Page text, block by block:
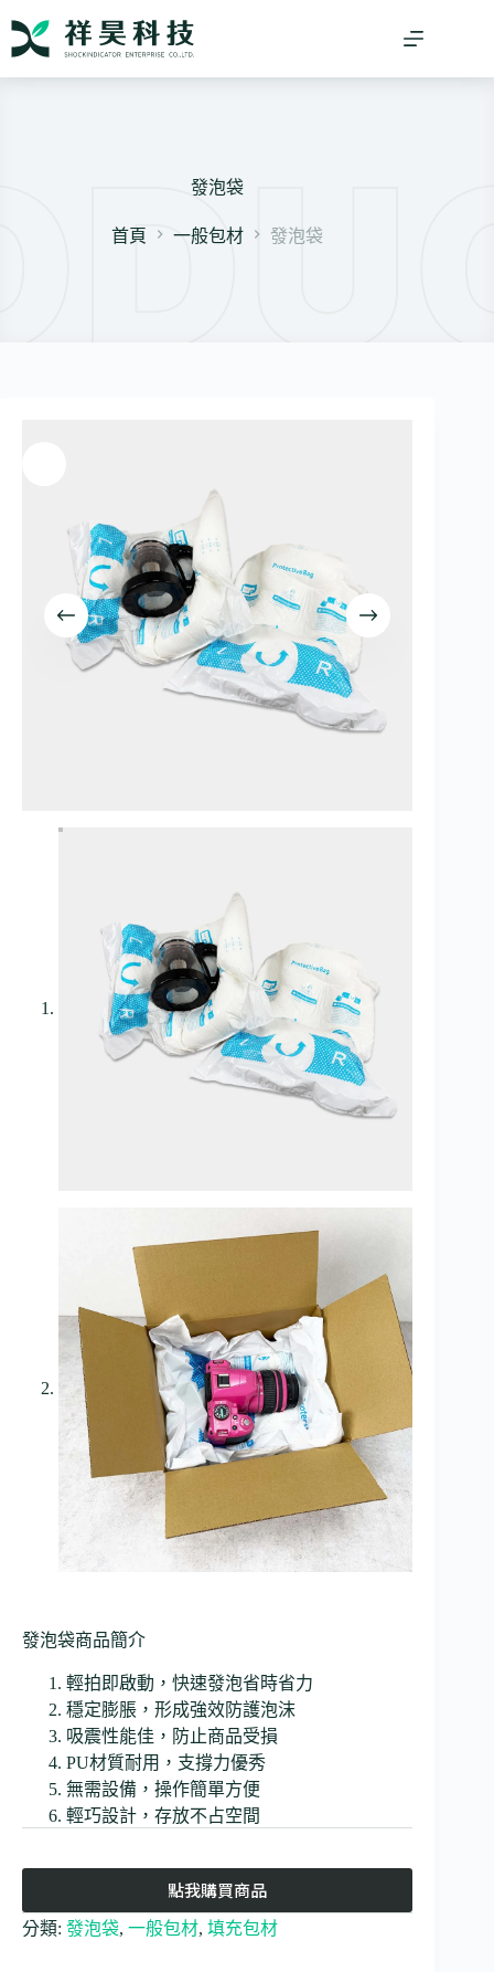
發泡袋
首頁 一般包材 發泡袋
發泡袋商品簡介
輕拍即啟動，快速發泡省時省力
穩定膨脹，形成強效防護泡沫
吸震性能佳，防止商品受損
PU材質耐用，支撐力優秀
無需設備，操作簡單方便
輕巧設計，存放不占空間
點我購買商品
分類: 發泡袋, 一般包材, 填充包材